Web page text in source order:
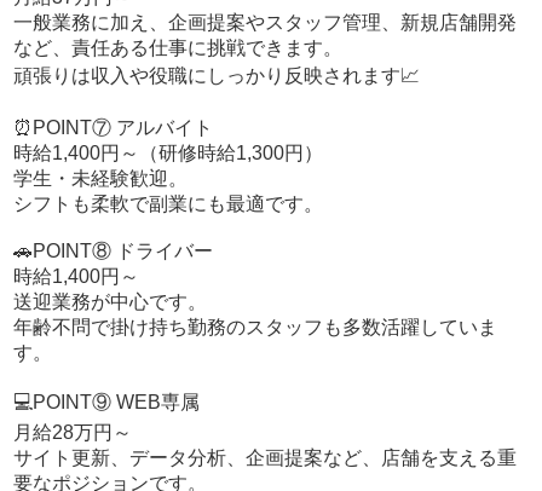
・店舗清掃
・営業サイト更新
・送迎業務（社用車あり）
・一般業務
・店舗企画
・キャスト・スタッフ管理
・新規店舗開発
■アルバイトスタッフ
・受付
・清掃
・サイト更新
※学生・未経験歓迎
■ドライバー🚗
・キャスト送迎
※運転ができればOK
一般業務に加え、企画提案やスタッフ管理、新規店舗開発
など、責任ある仕事に挑戦できます。
頑張りは収入や役職にしっかり反映されます📈
⏰POINT⑦ アルバイト
時給1,400円～（研修時給1,300円）
学生・未経験歓迎。
シフトも柔軟で副業にも最適です。
🚗POINT⑧ ドライバー
時給1,400円～
送迎業務が中心です。
年齢不問で掛け持ち勤務のスタッフも多数活躍していま
す。
💻POINT⑨ WEB専属
月給28万円～
サイト更新、データ分析、企画提案など、店舗を支える重
要なポジションです。